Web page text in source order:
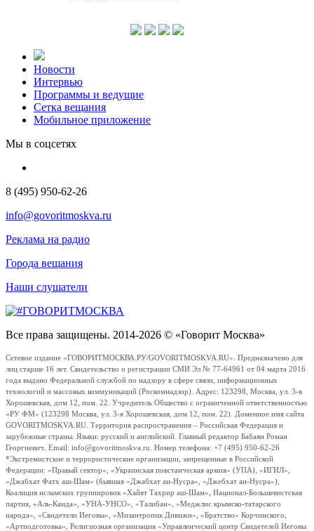
Новости
Интервью
Программы и ведущие
Сетка вещания
Мобильное приложение
Мы в соцсетях
8 (495) 950-62-26
info@govoritmoskva.ru
Реклама на радио
Города вещания
Наши слушатели
Все права защищены. 2014-2026 © «Говорит Москва»
Сетевое издание «ГОВОРИТМОСКВА.РУ/GOVORITMOSKVA.RU». Предназначено для
лиц старше 16 лет. Свидетельство о регистрации СМИ Эл № 77-64961 от 04 марта 2016
года выдано Федеральной службой по надзору в сфере связи, информационных
технологий и массовых коммуникаций (Роскомнадзор). Адрес: 123298, Москва, ул. 3-я
Хорошевская, дом 12, пом. 22. Учредитель Общество с ограниченной ответственностью
«РУ ФМ» (123298 Москва, ул. 3-я Хорошевская, дом 12, пом. 22). Доменное имя сайта
GOVORITMOSKVA.RU. Территория распространения – Российская Федерация и
зарубежные страны. Языки: русский и английский. Главный редактор Бабаян Роман
Георгиевич. Email: info@govoritmoskva.ru. Номер телефона: +7 (495) 950-62-26
*Экстремистские и террористические организации, запрещенные в Российской
Федерации: «Правый сектор», «Украинская повстанческая армия» (УПА), «ИГИЛ»,
«Джабхат Фатх аш-Шам» (бывшая «Джабхат ан-Нусра», «Джебхат ан-Нусра»),
Коалиция исламских группировок «Хайят Тахрир аш-Шам», Национал-Большевистская
партия, «Аль-Каида», «УНА-УНСО», «Талибан», «Меджлис крымско-татарского
народа», «Свидетели Иеговы», «Мизантропик Дивижн», «Братство» Корчинского,
«Артподготовка», Религиозная организация «Управленческий центр Свидетелей Иеговы